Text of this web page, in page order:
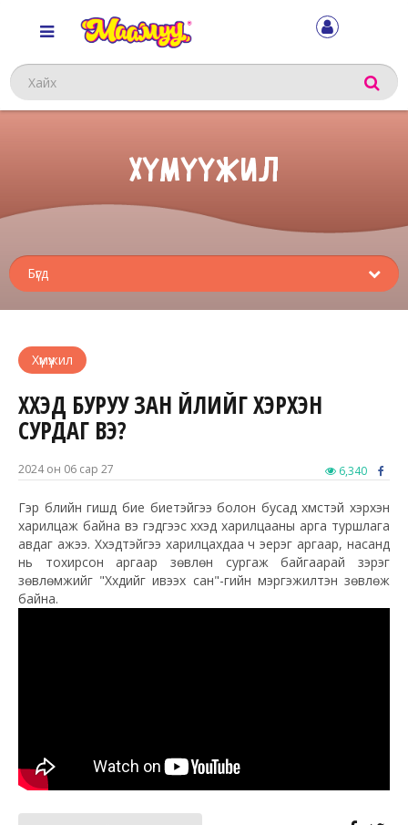
Хайх
ХҮМҮҮЖИЛ
Хүмүүжил
ХҮҮХЭД БУРУУ ЗАН ҮЙЛИЙГ ХЭРХЭН
СУРДАГ ВЭ?
2024 он 06 сар 27 6,340
Гэр бүлийн гишүүд бие биетэйгээ болон бусад хүмүүстэй хэрхэн
харилцаж байна вэ гэдгээс хүүхэд харилцааны арга туршлага
авдаг ажээ. Хүүхэдтэйгээ харилцахдаа ч эерэг аргаар, насанд
нь тохирсон аргаар зөвлөн сургаж байгаарай зэрэг
зөвлөмжийг "Хүүхдийг ивээх сан"-гийн мэргэжилтэн зөвлөж
байна.